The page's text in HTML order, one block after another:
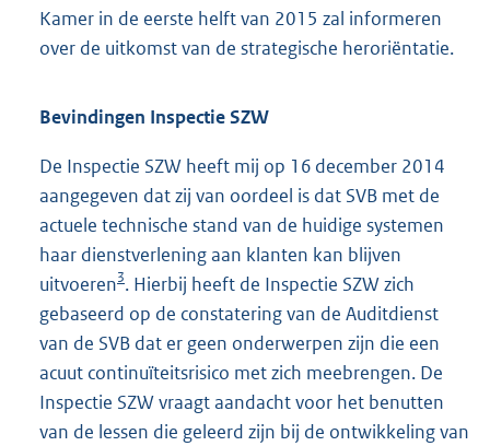
Kamer in de eerste helft van 2015 zal informeren
over de uitkomst van de strategische heroriëntatie.
Bevindingen Inspectie SZW
De Inspectie SZW heeft mij op 16 december 2014
aangegeven dat zij van oordeel is dat SVB met de
actuele technische stand van de huidige systemen
haar dienstverlening aan klanten kan blijven
uitvoeren3. Hierbij heeft de Inspectie SZW zich
gebaseerd op de constatering van de Auditdienst
van de SVB dat er geen onderwerpen zijn die een
acuut continuïteitsrisico met zich meebrengen. De
Inspectie SZW vraagt aandacht voor het benutten
van de lessen die geleerd zijn bij de ontwikkeling van